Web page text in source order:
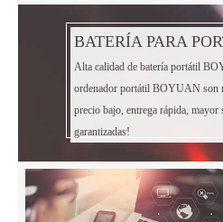
Alta calidad de batería portátil
ordenador portátil BOYUAN son
precio bajo, entrega rápida, mayor
garantizadas!